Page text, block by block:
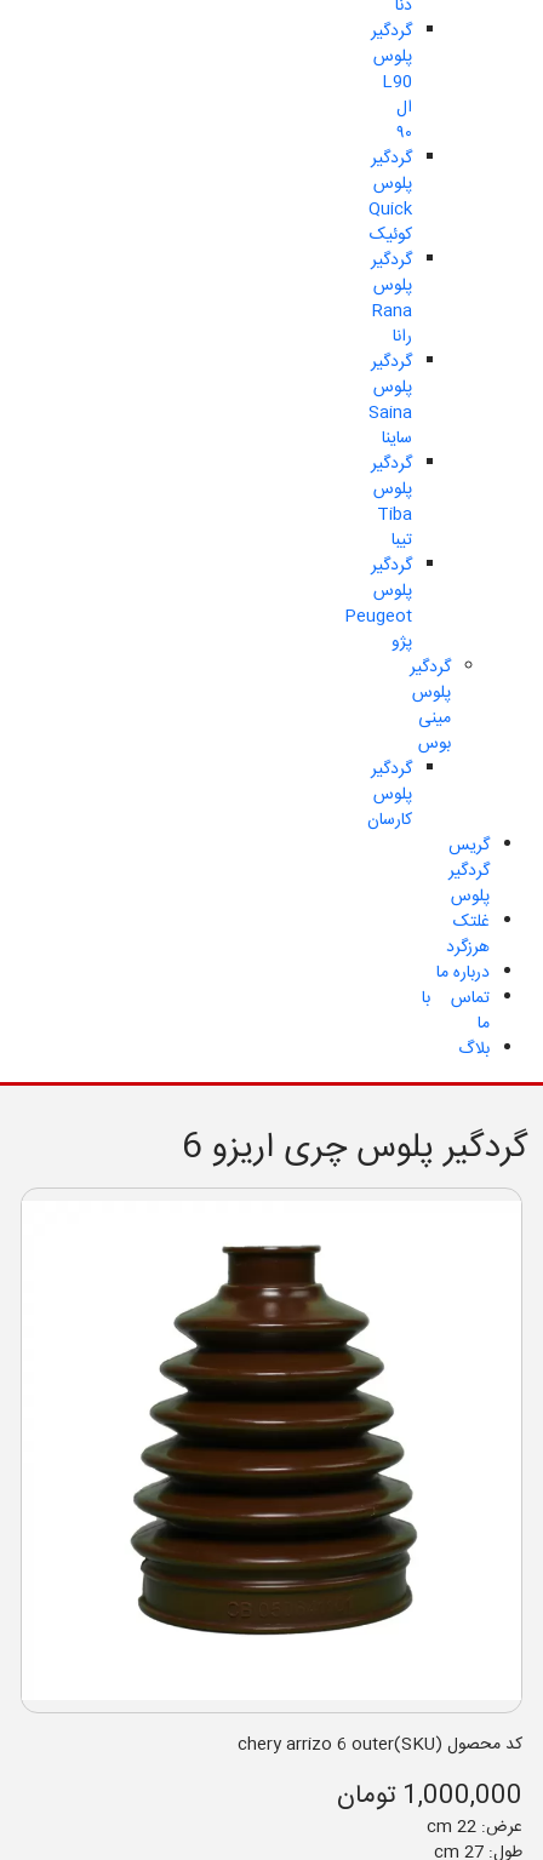
دنا
گردگیر
پلوس
L90
ال
۹۰
گردگیر
پلوس
Quick
کوئیک
گردگیر
پلوس
Rana
رانا
گردگیر
پلوس
Saina
ساینا
گردگیر
پلوس
Tiba
تیبا
گردگیر
پلوس
Peugeot
پژو
گردگیر
پلوس
مینی
بوس
گردگیر
پلوس
کارسان
گریس
گردگیر
پلوس
غلتک
هرزگرد
درباره ما
تماس با
ما
بلاگ
گردگیر پلوس چری اریزو 6
کد محصول (SKU)chery arrizo 6 outer
1,000,000 تومان
عرض: 22 cm
طول: 27 cm